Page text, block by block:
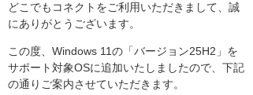
どこでもコネクトをご利用いただきまして、誠
にありがとうございます。
この度、Windows 11の「バージョン25H2」を
サポート対象OSに追加いたしましたので、下記
の通りご案内させていただきます。